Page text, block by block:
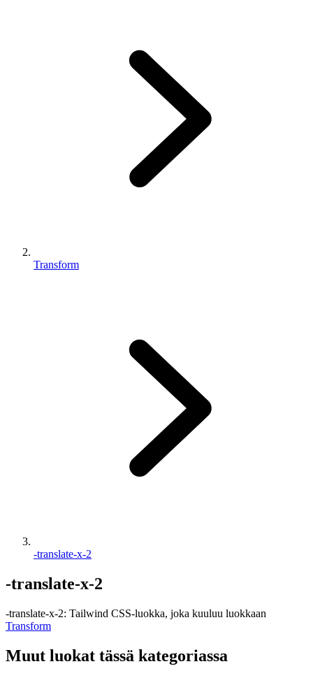
Transform
-translate-x-2
-translate-x-2
-translate-x-2: Tailwind CSS-luokka, joka kuuluu luokkaan
Transform
Muut luokat tässä kategoriassa